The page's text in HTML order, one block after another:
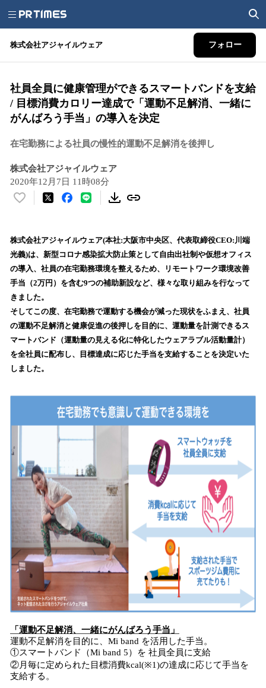
株式会社アジャイルウェア フォロー
社員全員に健康管理ができるスマートバンドを支給
/ 目標消費カロリー達成で「運動不足解消、一緒に
がんばろう手当」の導入を決定
在宅勤務による社員の慢性的運動不足解消を後押し
株式会社アジャイルウェア
2020年12月7日 11時08分
い
！
数
を
読
込
み
中
で
す
株式会社アジャイルウェア(本社:大阪市中央区、代表取締役CEO:川端
光義)は、新型コロナ感染拡大防止策として自由出社制や仮想オフィス
の導入、社員の在宅勤務環境を整えるため、リモートワーク環境改善
手当（2万円）を含む9つの補助新設など、様々な取り組みを行なって
きました。
そしてこの度、在宅勤務で運動する機会が減った現状をふまえ、社員
の運動不足解消と健康促進の後押しを目的に、運動量を計測できるス
マートバンド（運動量の見える化に特化したウェアラブル活動量計）
を全社員に配布し、目標達成に応じた手当を支給することを決定いた
しました。
「運動不足解消、一緒にがんばろう手当」
運動不足解消を目的に、Mi band を活用した手当。
①スマートバンド（Mi band 5）を 社員全員に支給
②月毎に定められた目標消費kcal(※1)の達成に応じて手当を
支給する。